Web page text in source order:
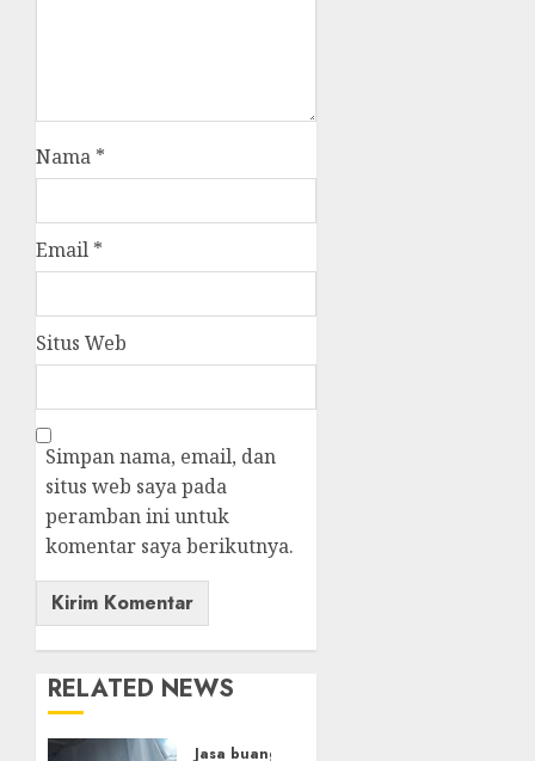
Nama *
Email *
Situs Web
Simpan nama, email, dan
situs web saya pada
peramban ini untuk
komentar saya berikutnya.
RELATED NEWS
Jasa buang puing